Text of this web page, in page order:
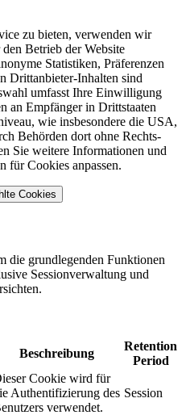
zu bieten, verwenden wir
Betrieb der Website
Statistiken, Präferenzen
Dritt­anbieter-Inhalten sind
umfasst Ihre Einwilligung
an Empfänger in Drittstaaten
wie insbesondere die USA,
Behörden dort ohne Rechts­
Sie weitere Informationen und
für Cookies anpassen.
Cookies
die grundlegenden Funktionen
Sessionverwaltung und
Beschreibung
Retention
Period
Cookie wird für
Authentifizierung des
verwendet.
Session